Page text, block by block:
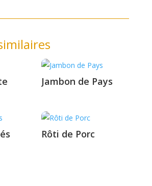
Jambon de Pays
Rôti de Porc